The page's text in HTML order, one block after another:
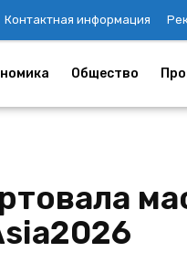
Контактная информация
Общество